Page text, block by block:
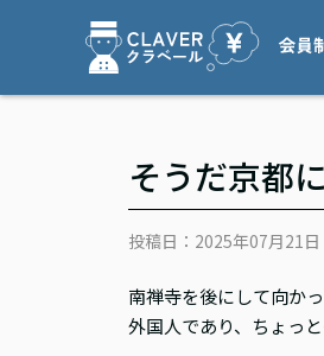
そうだ京都
投稿日：2025年07月21日
南禅寺を後にして向か
外国人であり、ちょっ